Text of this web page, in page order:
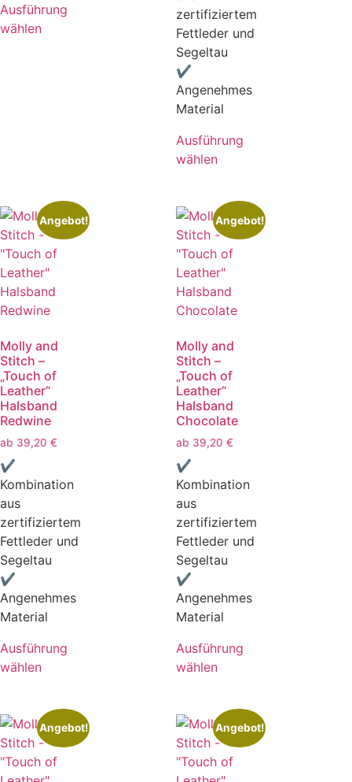
Ausführung
wählen
zertifiziertem
Fettleder und
Segeltau
✔
Angenehmes
Material
Ausführung
wählen
Angebot!
Molly and
Stitch –
„Touch of
Leather“
Halsband
Redwine
ab 39,20 €
✔
Kombination
aus
zertifiziertem
Fettleder und
Segeltau
✔
Angenehmes
Material
Ausführung
wählen
Angebot!
Molly and
Stitch –
„Touch of
Leather“
Halsband
Chocolate
ab 39,20 €
✔
Kombination
aus
zertifiziertem
Fettleder und
Segeltau
✔
Angenehmes
Material
Ausführung
wählen
Angebot! Angebot!